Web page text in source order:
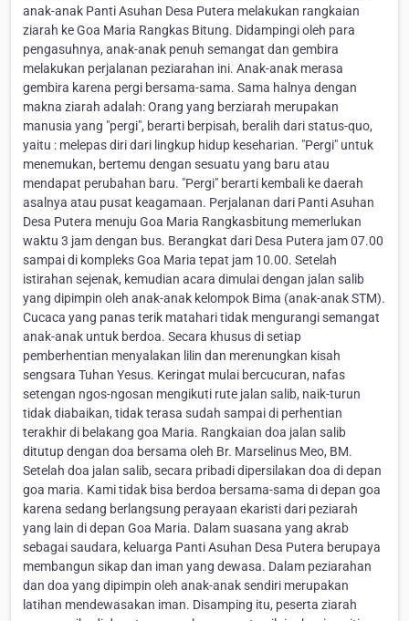
anak-anak Panti Asuhan Desa Putera melakukan rangkaian
ziarah ke Goa Maria Rangkas Bitung. Didampingi oleh para
pengasuhnya, anak-anak penuh semangat dan gembira
melakukan perjalanan peziarahan ini. Anak-anak merasa
gembira karena pergi bersama-sama. Sama halnya dengan
makna ziarah adalah: Orang yang berziarah merupakan
manusia yang "pergi", berarti berpisah, beralih dari status-quo,
yaitu : melepas diri dari lingkup hidup keseharian. "Pergi" untuk
menemukan, bertemu dengan sesuatu yang baru atau
mendapat perubahan baru. "Pergi" berarti kembali ke daerah
asalnya atau pusat keagamaan. Perjalanan dari Panti Asuhan
Desa Putera menuju Goa Maria Rangkasbitung memerlukan
waktu 3 jam dengan bus. Berangkat dari Desa Putera jam 07.00
sampai di kompleks Goa Maria tepat jam 10.00. Setelah
istirahan sejenak, kemudian acara dimulai dengan jalan salib
yang dipimpin oleh anak-anak kelompok Bima (anak-anak STM).
Cucaca yang panas terik matahari tidak mengurangi semangat
anak-anak untuk berdoa. Secara khusus di setiap
pemberhentian menyalakan lilin dan merenungkan kisah
sengsara Tuhan Yesus. Keringat mulai bercucuran, nafas
setengan ngos-ngosan mengikuti rute jalan salib, naik-turun
tidak diabaikan, tidak terasa sudah sampai di perhentian
terakhir di belakang goa Maria. Rangkaian doa jalan salib
ditutup dengan doa bersama oleh Br. Marselinus Meo, BM.
Setelah doa jalan salib, secara pribadi dipersilakan doa di depan
goa maria. Kami tidak bisa berdoa bersama-sama di depan goa
karena sedang berlangsung perayaan ekaristi dari peziarah
yang lain di depan Goa Maria. Dalam suasana yang akrab
sebagai saudara, keluarga Panti Asuhan Desa Putera berupaya
membangun sikap dan iman yang dewasa. Dalam peziarahan
dan doa yang dipimpin oleh anak-anak sendiri merupakan
latihan mendewasakan iman. Disamping itu, peserta ziarah